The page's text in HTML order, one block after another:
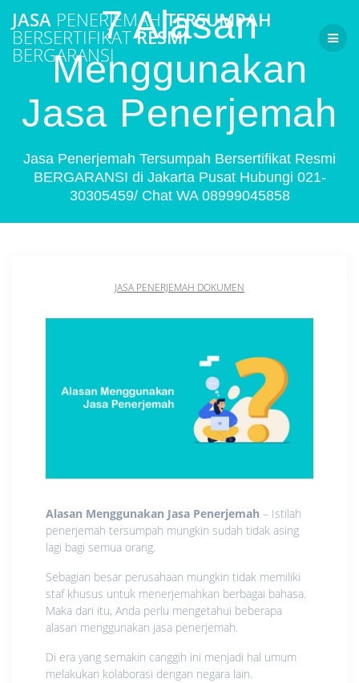
to
content
JASA PENERJEMAH TERSUMPAH
BERSERTIFIKATRESMI
BERGARANSI
7 Alasan
Menggunakan
Jasa Penerjemah
Jasa Penerjemah Tersumpah Bersertifikat Resmi
BERGARANSI di Jakarta Pusat Hubungi 021-
30305459/ Chat WA 08999045858
JASA PENERJEMAH DOKUMEN
Alasan Menggunakan Jasa Penerjemah – Istilah
penerjemah tersumpah mungkin sudah tidak asing
lagi bagi semua orang.
Sebagian besar perusahaan mungkin tidak memiliki
staf khusus untuk menerjemahkan berbagai bahasa.
Maka dari itu, Anda perlu mengetahui beberapa
alasan menggunakan jasa penerjemah.
Di era yang semakin canggih ini menjadi hal umum
melakukan kolaborasi dengan negara lain.